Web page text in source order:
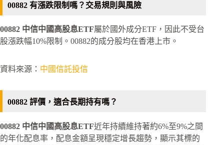
00882 有漲跌限制嗎？交易規則與風險
00882 中信中國高股息ETF屬於國外成分ETF，因此不受台
股漲跌幅10%限制。00882的成分股均在香港上市。
資料來源： 中國信託投信
00882 評價，適合長期持有嗎？
00882 中信中國高股息ETF近年持續維持著約6%至9%之間
的年化配息率，配息金額呈現穩定增長趨勢，顯示其標的